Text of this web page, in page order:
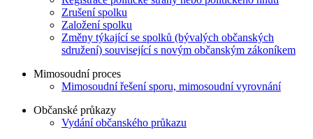
Zrušení spolku
Založení spolku
Změny týkající se spolků (bývalých občanských
sdružení) související s novým občanským zákoníkem
Mimosoudní proces
Mimosoudní řešení sporu, mimosoudní vyrovnání
Občanské průkazy
Vydání občanského průkazu